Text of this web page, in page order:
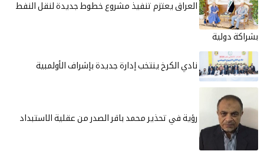
العراق يعتزم تنفيذ مشروع خطوط جديدة لنقل النفط
بشراكة دولية
نادي الكرخ ينتخب إدارة جديدة بإشراف الأولمبية
رؤية في تحذير محمد باقر الصدر من عقلية الاستبداد